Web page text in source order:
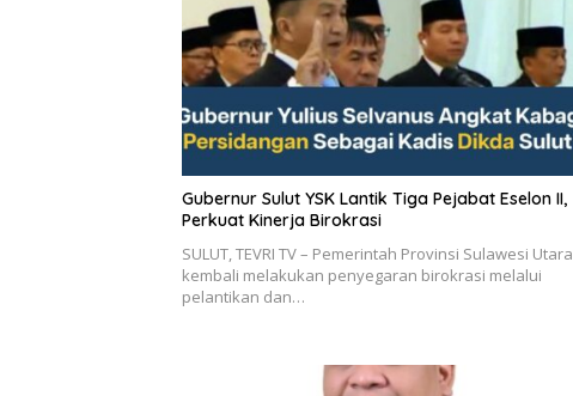
Gubernur Sulut YSK Lantik Tiga Pejabat Eselon II,
Perkuat Kinerja Birokrasi
SULUT, TEVRI TV – Pemerintah Provinsi Sulawesi Utara
kembali melakukan penyegaran birokrasi melalui
pelantikan dan…